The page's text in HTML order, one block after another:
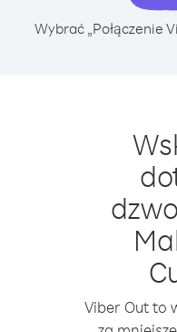
Wybrać „Połączenie
Viber Out to